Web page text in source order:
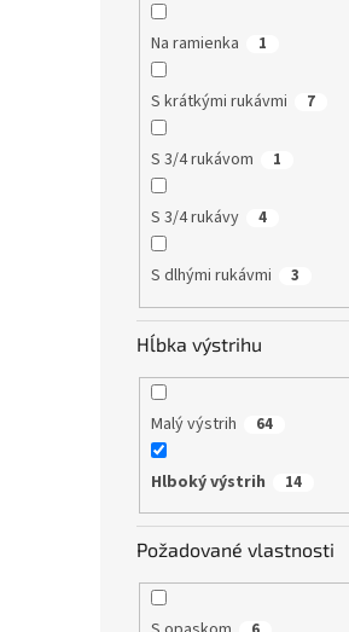
Na ramienka 1
S krátkými rukávmi 7
S 3/4 rukávom 1
S 3/4 rukávy 4
S dlhými rukávmi 3
Hĺbka výstrihu
Malý výstrih 64
Hlboký výstrih 14
Požadované vlastnosti